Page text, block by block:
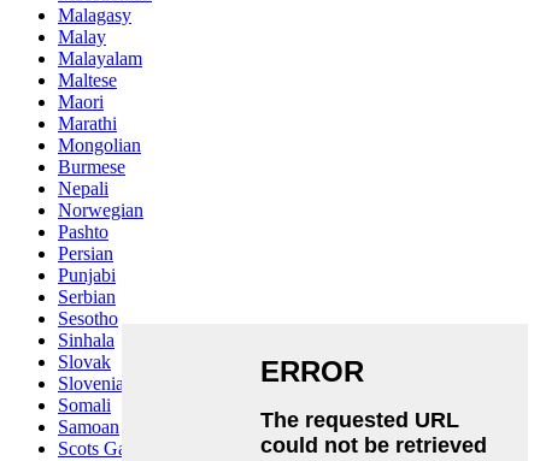
Malagasy
Malay
Malayalam
Maltese
Maori
Marathi
Mongolian
Burmese
Nepali
Norwegian
Pashto
Persian
Punjabi
Serbian
Sesotho
Sinhala
Slovak
Slovenian
Somali
Samoan
Scots Gaelic